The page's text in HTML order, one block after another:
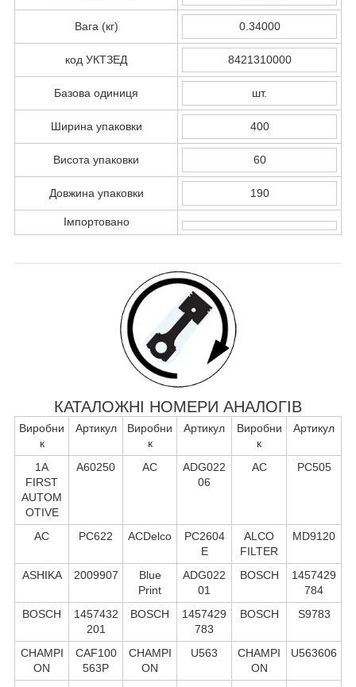
Вага (кг) 0.34000
код УКТЗЕД 8421310000
Базова одиниця шт.
Ширина упаковки 400
Висота упаковки 60
Довжина упаковки 190
Імпортовано
КАТАЛОЖНІ НОМЕРИ АНАЛОГІВ
Виробни
к
Артикул
Виробни
к
Артикул
Виробни
к
Артикул
1A
FIRST
AUTOM
OTIVE
A60250 AC
ADG022
06
AC PC505
AC PC622 ACDelco
PC2604
E
ALCO
FILTER
MD9120
ASHIKA 2009907
Blue
Print
ADG022
01
BOSCH
1457429
784
BOSCH
1457432
201
BOSCH
1457429
783
BOSCH S9783
CHAMPI
ON
CAF100
563P
CHAMPI
ON
U563
CHAMPI
ON
U563606